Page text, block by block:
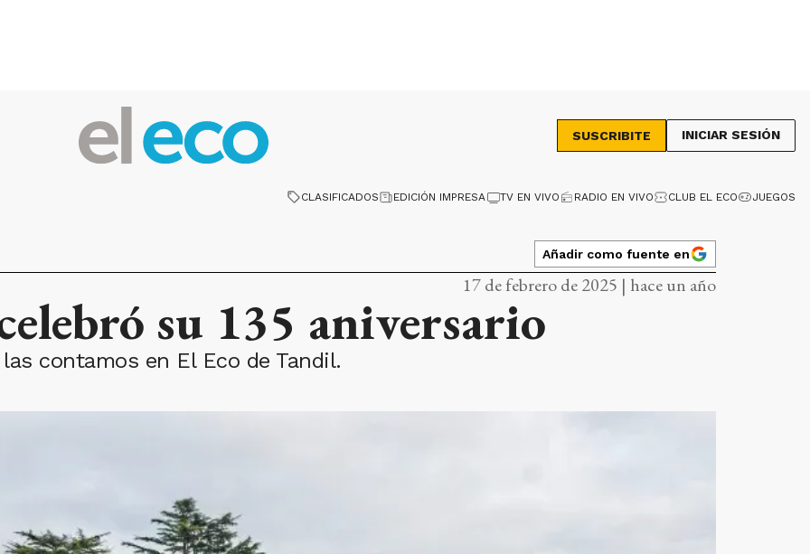
SUSCRIBITE INICIAR SESIÓN
CLASIFICADOS EDICIÓN IMPRESA TV EN VIVO RADIO EN VIVO CLUB EL ECO JUEGOS
Añadir como fuente en
17 de febrero de 2025 | hace un año
su 135 aniversario
contamos en El Eco de Tandil.